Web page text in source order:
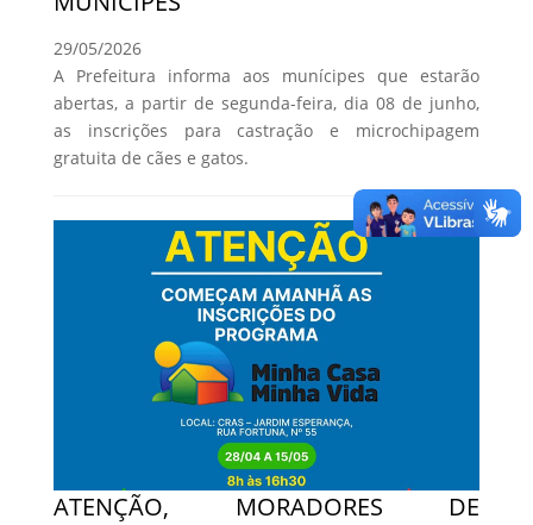
29/05/2026
A Prefeitura informa aos munícipes que estarão
abertas, a partir de segunda-feira, dia 08 de junho,
as inscrições para castração e microchipagem
gratuita de cães e gatos.
ATENÇÃO, MORADORES DE